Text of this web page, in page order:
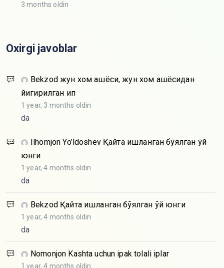
3 months oldin
Oxirgi javoblar
Bekzod жун хом ашёси, жун хом ашёсидан
йигирилган ип
1 year, 3 months oldin
da
Ilhomjon Yo’ldoshev Қайта ишланган бўялган қўй
юнги
1 year, 4 months oldin
da
Bekzod Қайта ишланган бўялган қўй юнги
1 year, 4 months oldin
da
Nomonjon Kashta uchun ipak tolali iplar
1 year, 4 months oldin